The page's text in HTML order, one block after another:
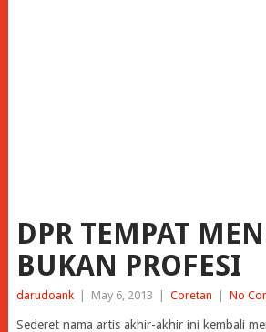
DPR TEMPAT
BUKAN PROFESI
darudoank May 6, 2013 Coretan No
Sederet nama artis akhir-akhir ini kembali